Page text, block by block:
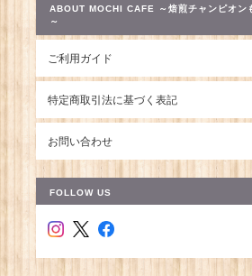
ABOUT MOCHI CAFE ～焙煎チャンピオン
～
ご利用ガイド
特定商取引法に基づく表記
お問い合わせ
FOLLOW US